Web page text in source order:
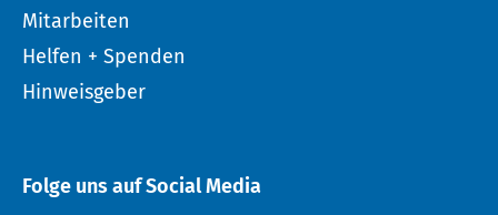
Mitarbeiten
Helfen + Spenden
Hinweisgeber
Folge uns auf Social Media